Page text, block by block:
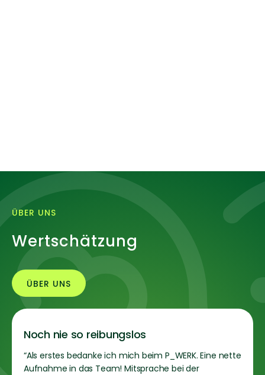
ÜBER UNS
Wertschätzung
ÜBER UNS
Noch nie so reibungslos
“Als erstes bedanke ich mich beim P_WERK. Eine nette
Aufnahme in das Team! Mitsprache bei der